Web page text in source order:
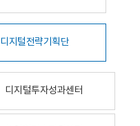
디지털전략기획단
디지털투자성과센터